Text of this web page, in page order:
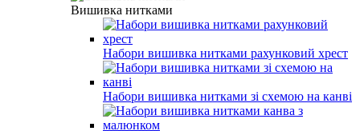
Вишивка нитками
Набори вишивка нитками рахунковий хрест
Набори вишивка нитками зі схемою на канві